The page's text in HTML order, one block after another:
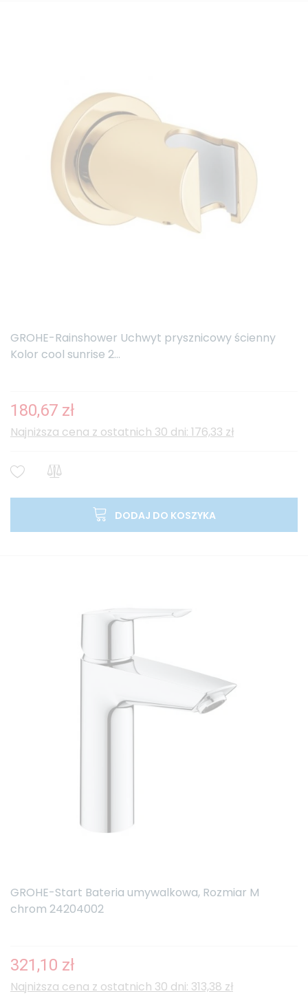
GROHE-Rainshower Uchwyt prysznicowy ścienny
Kolor cool sunrise 2...
180,67 zł
Najniższa cena z ostatnich 30 dni: 176,33 zł
DODAJ DO KOSZYKA
GROHE-Start Bateria umywalkowa, Rozmiar M
chrom 24204002
321,10 zł
Najniższa cena z ostatnich 30 dni: 313,38 zł